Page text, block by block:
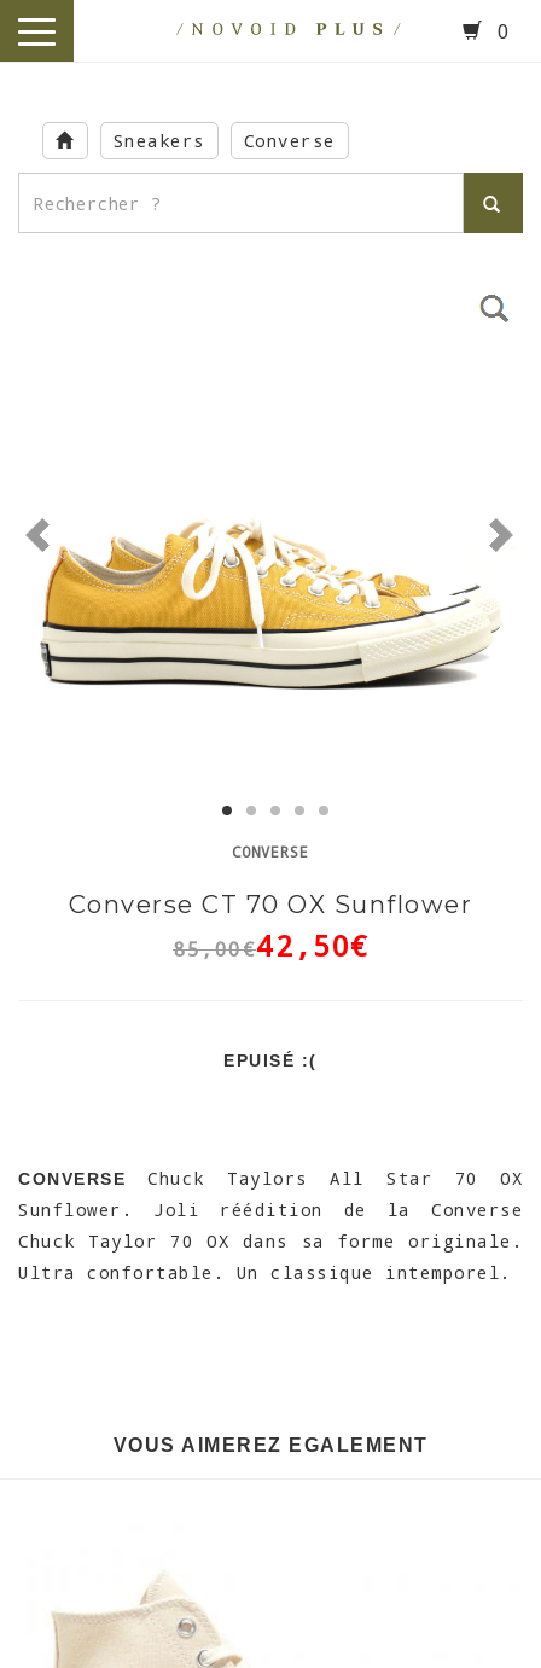
main
content
toggle
0
Sneakers Converse
CONVERSE
Converse CT 70 OX Sunflower
85,00€42,50€
EPUISÉ :(
CONVERSE
Chuck Taylors All Star 70 OX
Sunflower. Joli réédition de la Converse
Chuck Taylor 70 OX dans sa forme originale.
Ultra confortable. Un classique intemporel.
VOUS AIMEREZ EGALEMENT